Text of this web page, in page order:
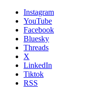
Instagram
YouTube
Facebook
Bluesky
Threads
X
LinkedIn
Tiktok
RSS